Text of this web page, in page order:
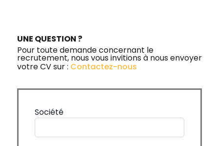
UNE QUESTION ?
Pour toute demande concernant le
recrutement, nous vous invitions à nous envoyer
votre CV sur : Contactez-nous
Société